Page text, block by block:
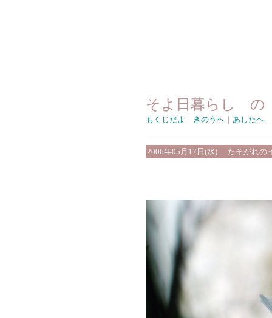
そよ日暮らし の
もくじだよ きのうへ あしたへ
2006年05月17日(水) たそがれの